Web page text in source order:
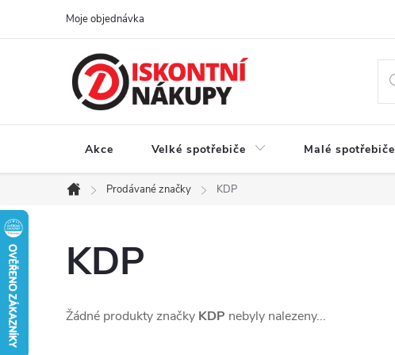
Moje objednávka
Akce Velké spotřebiče Malé spotřebiče
Domů
Prodávané značky KDP
KDP
Žádné produkty značky KDP nebyly nalezeny...